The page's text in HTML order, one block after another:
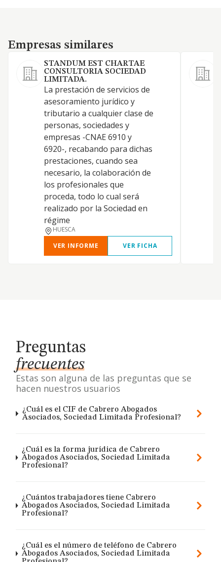
Empresas similares
Empresas similares
STANDUM EST CHARTAE
CONSULTORIA SOCIEDAD
LIMITADA.
La prestación de servicios de
asesoramiento jurídico y
tributario a cualquier clase de
personas, sociedades y
empresas -CNAE 6910 y
6920-, recabando para dichas
prestaciones, cuando sea
necesario, la colaboración de
los profesionales que
proceda, todo lo cual será
realizado por la Sociedad en
régime
HUESCA
VER INFORME
VER FICHA
Preguntas
frecuentes
Estas son alguna de las preguntas que se
hacen nuestros usuarios
¿Cuál es el CIF de Cabrero Abogados
Asociados, Sociedad Limitada Profesional?
¿Cuál es la forma jurídica de Cabrero
Abogados Asociados, Sociedad Limitada
Profesional?
¿Cuántos trabajadores tiene Cabrero
Abogados Asociados, Sociedad Limitada
Profesional?
¿Cuál es el número de teléfono de Cabrero
Abogados Asociados, Sociedad Limitada